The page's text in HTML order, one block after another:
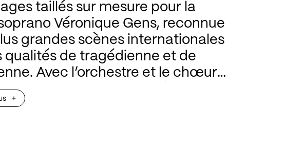
taillés sur mesure pour la
Véronique Gens, reconnue
scènes internationales
qualités de tragédienne et de
Avec l’orchestre et le chœur
Les Surprises placés sous la
de leur fondateur Louis-Noël